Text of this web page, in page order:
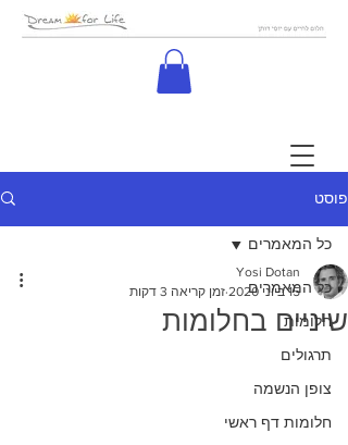
פוסט
כל המאמרים
חלומות
תרגולים
צופן הנשמה
חלומות דף ראשי
כל המאמרים
שיניים בחלומות
Yosi Dotan
15 ביוני 2020
זמן קריאה 3 דקות